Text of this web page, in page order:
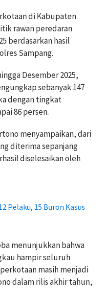
di Kabupaten
rawan peredaran
berdasarkan hasil
Sampang.
Desember 2025,
sebanyak 147
dengan tingkat
86 persen.
menyampaikan, dari
diterima sepanjang
diselesaikan oleh
Pelaku, 15 Buron Kasus
menunjukkan bahwa
hampir seluruh
masih menjadi
dalam rilis akhir tahun,